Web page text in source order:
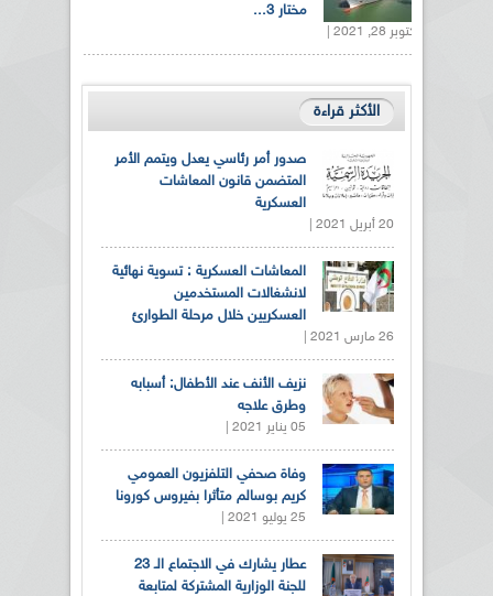
مختار 3...
أكتوبر 28, 2021 |
الأكثر قراءة
صدور أمر رئاسي يعدل ويتمم الأمر
المتضمن قانون المعاشات
العسكرية
20 أبريل 2021 |
المعاشات العسكرية : تسوية نهائية
لانشغالات المستخدمين
العسكريين خلال مرحلة الطوارئ
26 مارس 2021 |
نزيف الأنف عند الأطفال: أسبابه
وطرق علاجه
05 يناير 2021 |
وفاة صحفي التلفزيون العمومي
كريم بوسالم متأثرا بفيروس كورونا
25 يوليو 2021 |
عطار يشارك في الاجتماع الـ 23
للجنة الوزارية المشتركة لمتابعة